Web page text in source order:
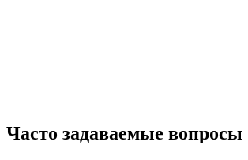
Часто задаваемые вопросы